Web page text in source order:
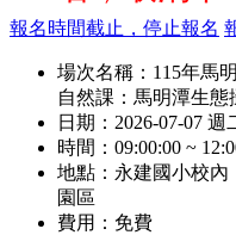
報名時間截止，停止報名
場次名稱： 115年馬
自然課：馬明潭生態
日期： 2026-07-07 週
時間： 09:00:00 ~
地點： 永建國小校內
園區
費用： 免費